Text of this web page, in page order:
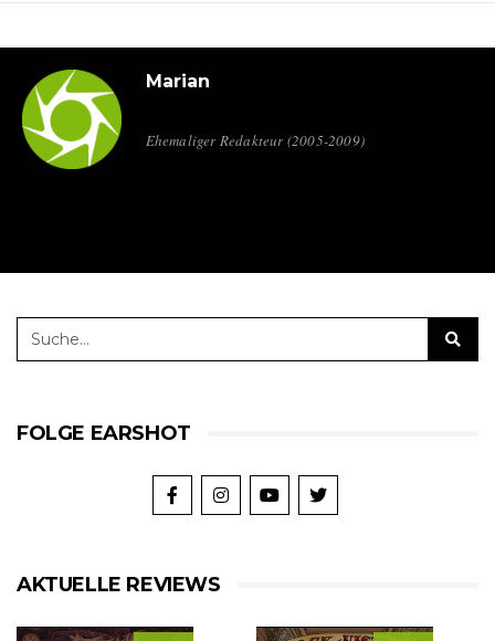
Marian
Ehemaliger Redakteur (2005-2009)
FOLGE EARSHOT
AKTUELLE REVIEWS